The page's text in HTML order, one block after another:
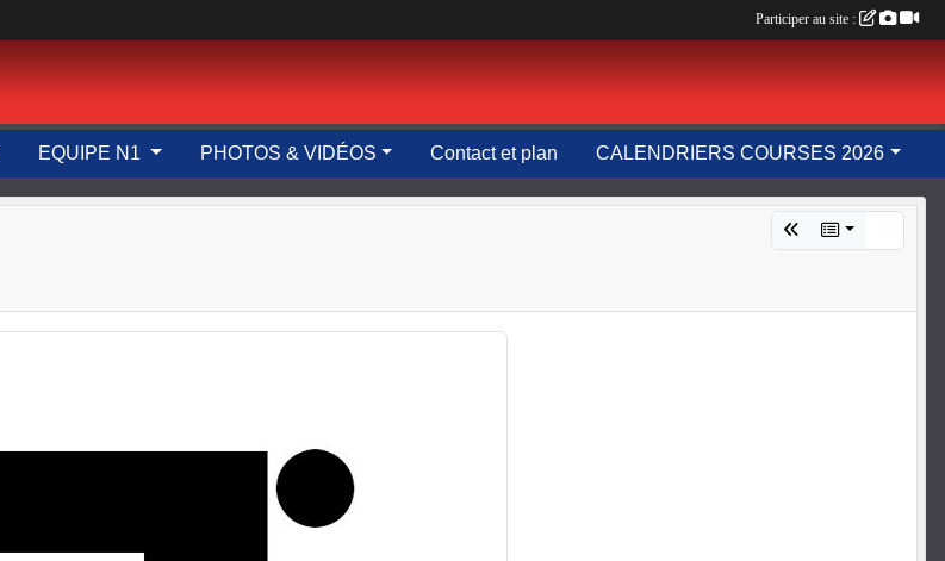
EQUIPE N1 PHOTOS & VIDÉOS Contact et plan CALENDRIERS COURSES 2026
Participer au site :